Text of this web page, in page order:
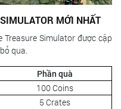
MỚI NHẤT
Simulator được cập
qua.
Phần quà
100 Coins
5 Crates